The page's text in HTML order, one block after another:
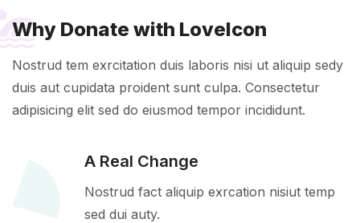
Why Donate with LoveIcon
Nostrud tem exrcitation duis laboris nisi ut aliquip sedy
duis aut cupidata proident sunt culpa. Consectetur
adipisicing elit sed do eiusmod tempor incididunt.
A Real Change
Nostrud fact aliquip exrcation nisiut temp
sed dui auty.